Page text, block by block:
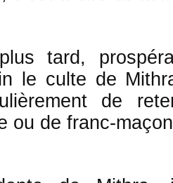
tard,
le culte de
de
ou de franc-